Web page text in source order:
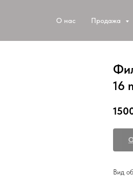
О нас Продажа
16
Вид